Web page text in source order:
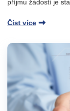
příjmu žádostí je
Číst více